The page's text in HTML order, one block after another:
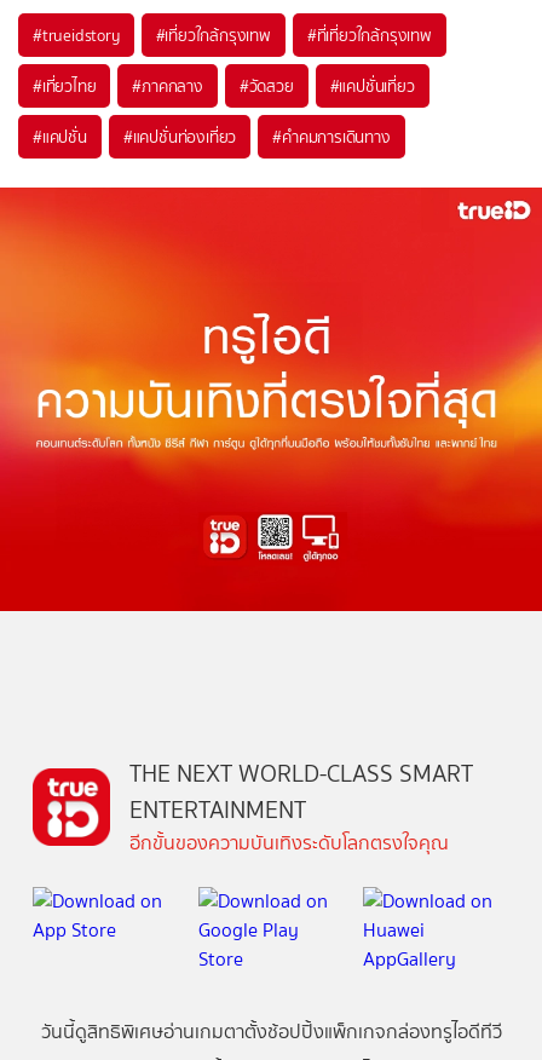
#trueidstory #เที่ยวใกล้กรุงเทพ #ที่เที่ยวใกล้กรุงเทพ
#เที่ยวไทย #ภาคกลาง #วัดสวย #แคปชั่นเที่ยว
#แคปชั่น #แคปชั่นท่องเที่ยว #คำคมการเดินทาง
THE NEXT WORLD-CLASS SMART
ENTERTAINMENT
อีกขั้นของความบันเทิงระดับโลกตรงใจคุณ
วันนี้ดูสิทธิพิเศษอ่านเกมตาตั้งช้อปปิ้งแพ็กเกจกล่องทรูไอดีทีวี